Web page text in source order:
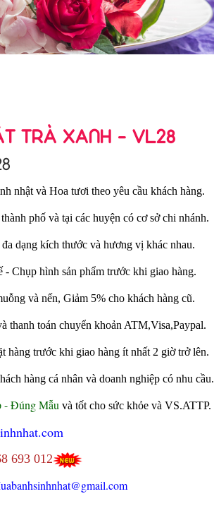
TRÀ XANH - VL28
nhật và Hoa tươi theo yêu cầu khách hàng.
phố và tại các huyện có cơ sở chi nhánh.
dạng kích thước và hương vị khác nhau.
- Chụp hình sản phẩm trước khi giao hàng.
và nến, Giảm 5% cho khách hàng cũ.
thanh toán chuyển khoản ATM,Visa,Paypal.
hàng trước khi giao hàng ít nhất 2 giờ trở lên.
hàng cá nhân và doanh nghiệp có nhu cầu.
- Đúng Mẫu và tốt cho sức khỏe và VS.ATTP.
693 012